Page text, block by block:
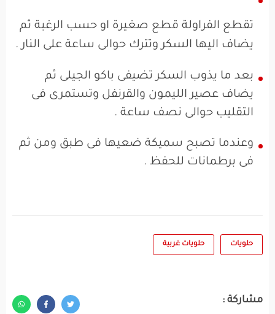
تقطع الفراولة قطع صغيرة او حسب الرغبة ثم
يضاف اليها السكر وتترك حوالى ساعة على النار .
بعد ما يذوب السكر تضيفى باكو الجيلى ثم
يضاف عصير الليمون والقرنفل وتستمرى فى
التقليب حوالى نصف ساعة .
وعندما تصبح سميكة ضعيها فى طبق ومن ثم
فى برطمانات للحفظ .
حلويات حلويات غربية
مشاركة :